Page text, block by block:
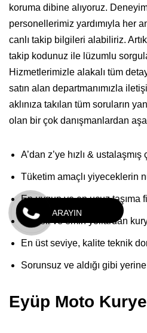
koruma dibine alıyoruz.
personellerimiz yardımıyla her
canlı takip bilgileri alabiliriz.
takip kodunuz ile lüzumlu
Hizmetlerimizle alakalı tüm
satın alan departmanımızla
aklınıza takılan tüm soruların
olan bir çok danışmanlardan
A’dan z’ye hızlı &
Tüketim amaçlı yiyeceklerin
En uygun ve en ucuz taşıma
Kaliteli ve emin yollardan
En üst seviye, kalite teknik
Sorunsuz ve aldığı gibi
Eyüp Moto Kurye
ARAYIN